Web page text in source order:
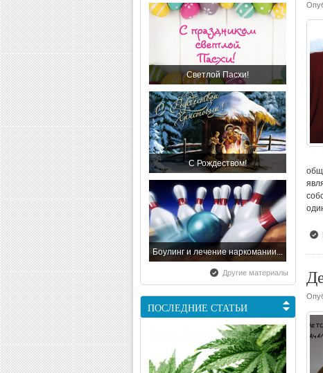
Светлой Пасхи!
С Рождеством!
Боулинг и лечение наркомании...
С наступающим Новым Годом...
Другие материалы
ПОСЛЕДНИЕ СТАТЬИ